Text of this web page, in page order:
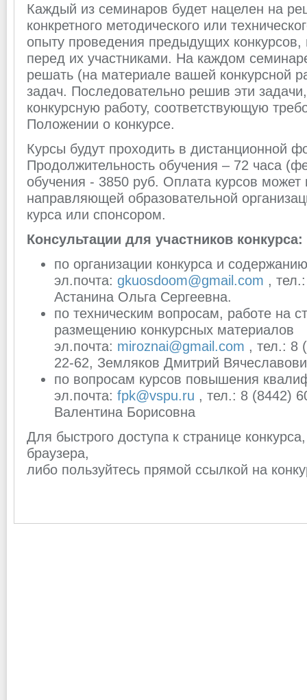
Каждый из семинаров будет нацелен на
конкретного методического или
опыту проведения предыдущих конкурсов,
перед их участниками. На каждом
решать (на материале вашей конкурсной
задач. Последовательно решив эти
конкурсную работу, соответствующую
Положении о конкурсе.
Курсы будут проходить в дистанционной
Продолжительность обучения – 72 часа
обучения - 3850 руб. Оплата курсов может
направляющей образовательной
курса или спонсором.
Консультации для участников конкурса:
по организации конкурса и
эл.почта: gkuosdoom@gmail.com ,
Астанина Ольга Сергеевна.
по техническим вопросам, работе на
размещению конкурсных материалов
эл.почта: miroznai@gmail.com , тел.: 8
22-62, Земляков Дмитрий
по вопросам курсов повышения
эл.почта: fpk@vspu.ru , тел.: 8 (8442)
Валентина Борисовна
Для быстрого доступа к странице
браузера,
либо пользуйтесь прямой ссылкой на